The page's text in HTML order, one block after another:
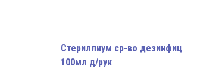
Стериллиум ср-во дезинфиц
100мл д/рук